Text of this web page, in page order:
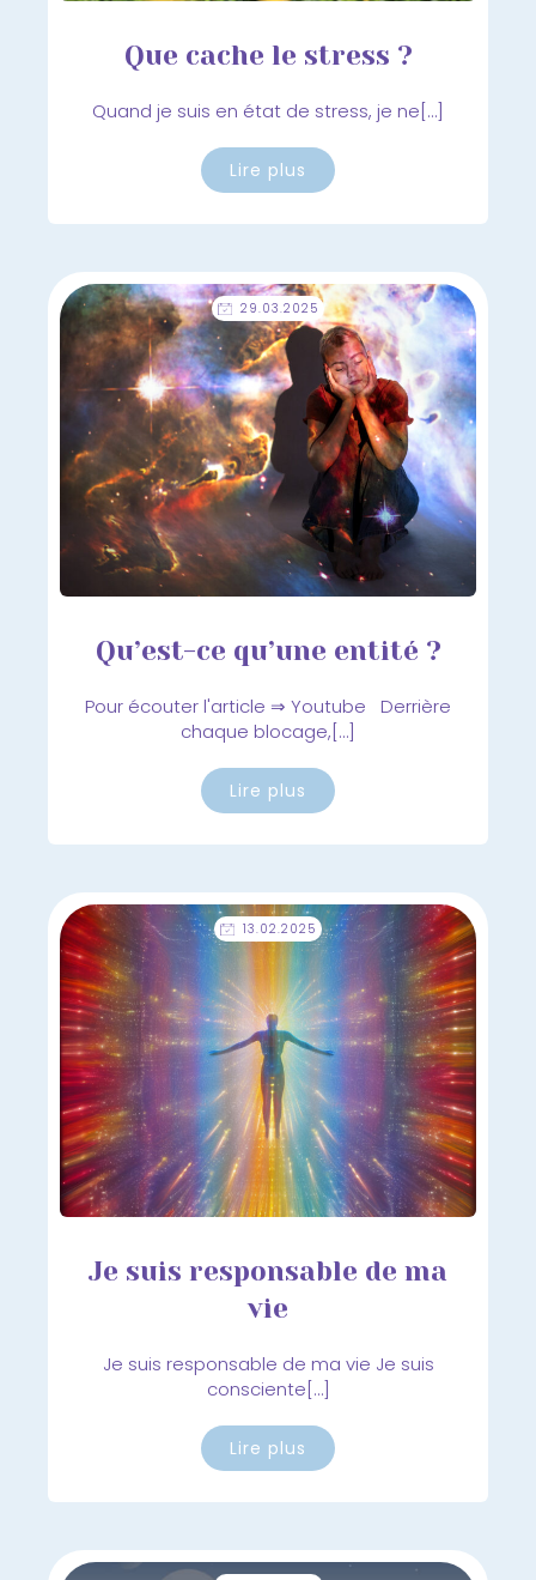
Que cache le stress ?
Quand je suis en état de stress, je ne[…]
Lire plus
29.03.2025
Qu’est-ce qu’une entité ?
Pour écouter l'article ⇒ Youtube Derrière
chaque blocage,[…]
Lire plus
13.02.2025
Je suis responsable de ma
vie
Je suis responsable de ma vie Je suis
consciente[…]
Lire plus